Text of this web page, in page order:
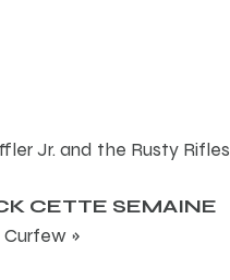
Jr. and the Rusty Rifles
CETTE SEMAINE
»